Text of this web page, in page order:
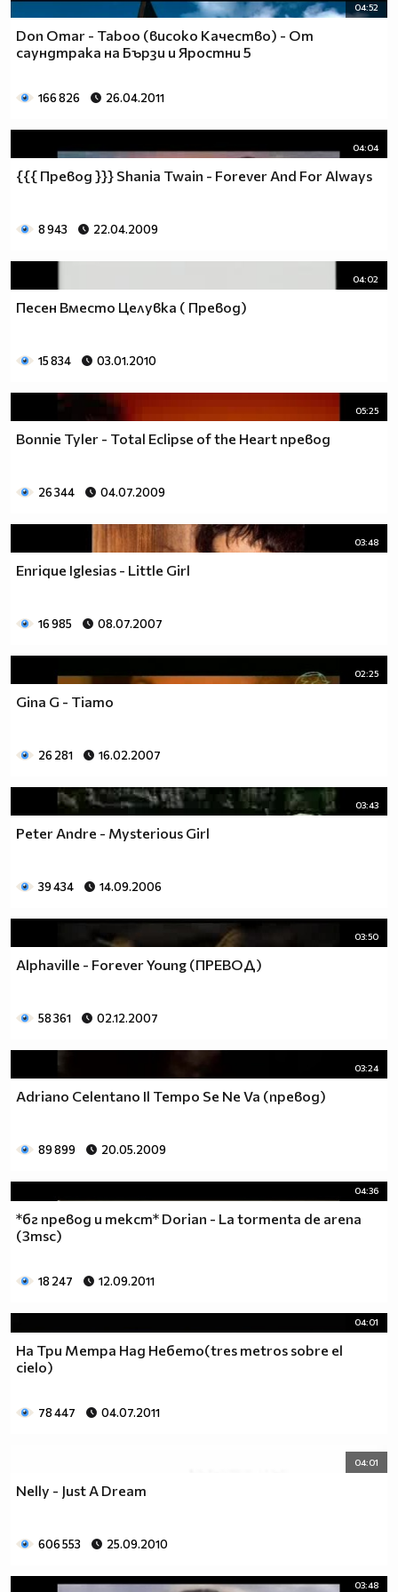
04:52
Don Omar - Taboo (високо Качество) - От
саундтрака на Бързи и Яростни 5
166 826 26.04.2011
04:04
{{{ Превод }}} Shania Twain - Forever And For Always
8 943 22.04.2009
04:02
Песен Вместо Целувка ( Превод)
15 834 03.01.2010
05:25
Bonnie Tyler - Total Eclipse of the Heart превод
26 344 04.07.2009
03:48
Enrique Iglesias - Little Girl
16 985 08.07.2007
02:25
Gina G - Tiamo
26 281 16.02.2007
03:43
Peter Andre - Mysterious Girl
39 434 14.09.2006
03:50
Alphaville - Forever Young (ПРЕВОД)
58 361 02.12.2007
03:24
Adriano Celentano Il Tempo Se Ne Va (превод)
89 899 20.05.2009
04:36
*бг превод и текст* Dorian - La tormenta de arena
(3msc)
18 247 12.09.2011
04:01
На Три Метра Над Небето(tres metros sobre el
cielo)
78 447 04.07.2011
04:01
Nelly - Just A Dream
606 553 25.09.2010
03:48